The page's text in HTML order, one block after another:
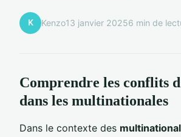
K Kenzo13 janvier 20256 min de
Comprendre les conflits
dans les multinationales
Dans le contexte des